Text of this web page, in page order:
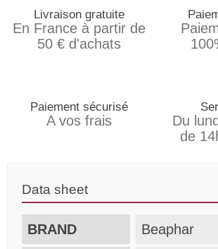
Livraison gratuite
En France à partir de
50 € d'achats
Paiement sécurisé
A vos frais
Du
de
Data sheet
BRAND Beaphar